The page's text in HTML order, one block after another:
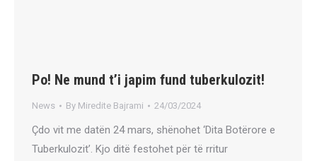
Po! Ne mund t’i japim fund tuberkulozit!
News By Miredite Bajrami 24/03/2024
Çdo vit me datën 24 mars, shënohet ‘Dita Botërore e
Tuberkulozit’. Kjo ditë festohet për të rritur